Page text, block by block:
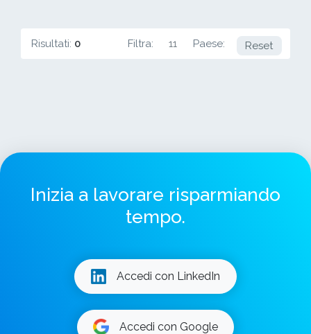
Risultati: 0 Filtra: 11 Paese: DE
Reset
Inizia a lavorare risparmiando
tempo.
Accedi con LinkedIn
Accedi con Google